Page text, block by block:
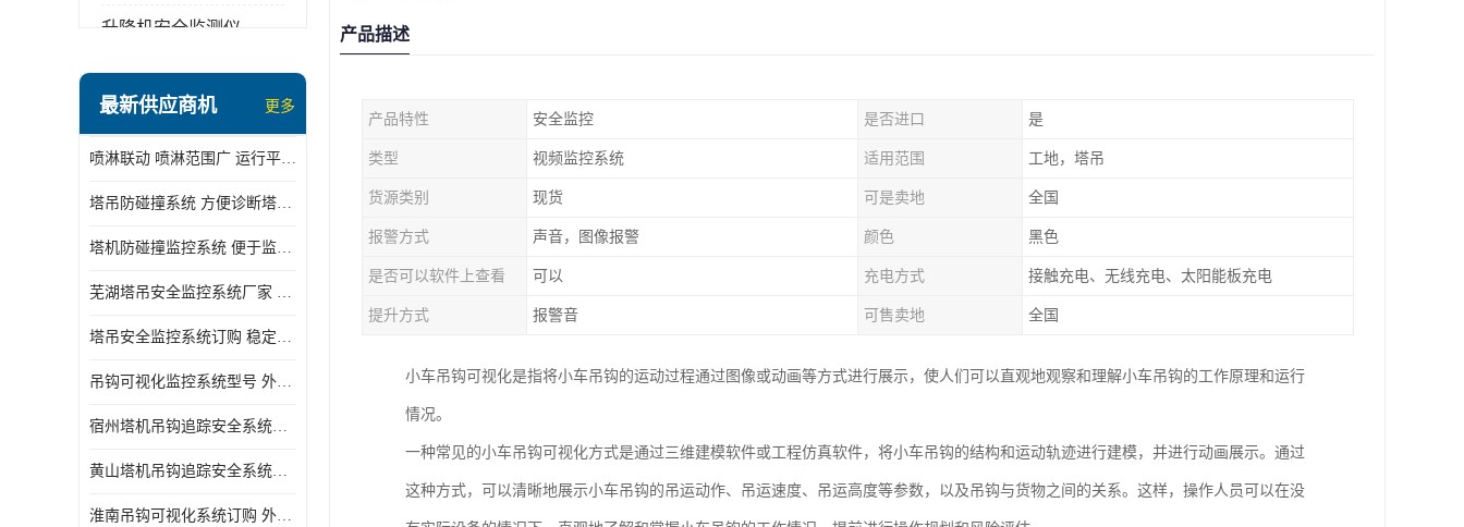
升降机安全监测仪
最新供应商机 更多
喷淋联动 喷淋范围广 运行平稳 噪音小
塔吊防碰撞系统 方便诊断塔机状态 自动变焦智能化跟踪
塔机防碰撞监控系统 便于监督和管理 主要应用于塔机的实时监控
芜湖塔吊安全监控系统厂家 外观简洁大方 减少盲吊引发的事故
塔吊安全监控系统订购 稳定性高 结构清晰稳定
吊钩可视化监控系统型号 外观简洁大方 信号稳定 抗干扰性强
宿州塔机吊钩追踪安全系统厂家 提高工作效率 结构清晰稳定
黄山塔机吊钩追踪安全系统价格 可远程查看 减少盲吊引发的事故
淮南吊钩可视化系统订购 外观简洁大方 体积小 占用空间小
产品描述
产品特性 安全监控 是否进口 是
类型 视频监控系统 适用范围 工地，塔吊
货源类别 现货 可是卖地 全国
报警方式 声音，图像报警 颜色 黑色
是否可以软件上查看 可以 充电方式 接触充电、无线充电、太阳能板充电
提升方式 报警音 可售卖地 全国
小车吊钩可视化是指将小车吊钩的运动过程通过图像或动画等方式进行展示，使人们可以直观地观察和理解小车吊钩的工作原理和运行
情况。
一种常见的小车吊钩可视化方式是通过三维建模软件或工程仿真软件，将小车吊钩的结构和运动轨迹进行建模，并进行动画展示。通过
这种方式，可以清晰地展示小车吊钩的吊运动作、吊运速度、吊运高度等参数，以及吊钩与货物之间的关系。这样，操作人员可以在没